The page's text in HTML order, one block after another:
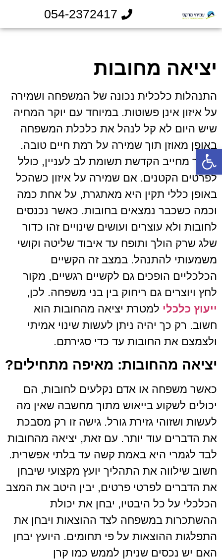
פתח סרגל נגישות
054-2372417
יציאה מחובות
התנהלות כלכלית נכונה של המשפחה ושמירה
על איזון אינן פשוטות. במיוחד עם יוקר המחיה
שיש היום לא קל לנהל את כלכלת המשפחה
באופן מאוזן תוך שמירה על רמת חיים טובה.
הדבר מחייב הקדשת תשומת לב לעניין, כולל
לפרטים הקטנים. אם שמירה על איזון כשהכל
באופן כללי תקין היא מאתגרת, על אחת כמה
וכמה כשכבר נמצאים בחובות. כאשר נכנסים
לחובות ולא עוצרים ועושים שינויים זהו כדור
שלג שרק הולך ותופח עד איבוד שליטה וקושי
משמעותי להתנהל. במצב זה הקשיים
הכלכליים הופכים גם לקשיים רגשיים, מקור
לחץ ויוצרים גם ריחוק בין בני משפחה. לכן,
ייעוץ כלכלי למטרת יציאה מהחובות הוא
חשוב. רק כך יהיה ניתן לעשות שינוי אמיתי
ולצמצם את החובות עד כדי סגירתם.
יציאה מהחובות: מאיפה מתחילים?
כאשר משפחה או אדם נקלעים לחובות, הם
יכולים לשקוע בייאוש מתוך מחשבה שאין מה
לעשות ושזוהי גזירת גורל. גישה זו רק מסבכת
את הדברים עוד יותר. עם זאת, יציאה מהחובות
לבד לגמרי היא באמת קשה עד בלתי אפשרית.
חשוב שילווה את התהליך יועץ מקצועי שיבחן
את הדברים לפרטי פרטים, יבין היטב את המצב
הכלכלי על כל היבטיו, יבחן את יכולת
ההשתכרות במשפחה לצד ההוצאות ויבחן את
התפלגות ההוצאות על פי תחומים. היועץ יבחן
האם יש נכסים שניתן לממש כמו קרן